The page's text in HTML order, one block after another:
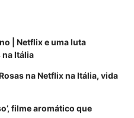
| Netflix e uma luta
Itália
na Netflix na Itália, vida
filme aromático que